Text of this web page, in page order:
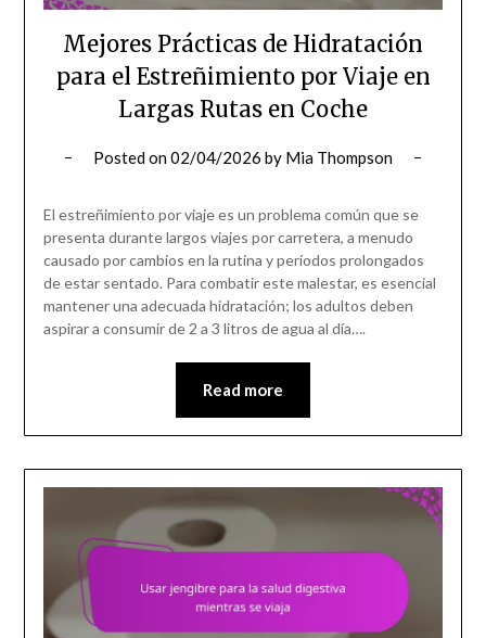
Mejores Prácticas de Hidratación
para el Estreñimiento por Viaje en
Largas Rutas en Coche
Posted on02/04/2026 by Mia Thompson
El estreñimiento por viaje es un problema común que se
presenta durante largos viajes por carretera, a menudo
causado por cambios en la rutina y períodos prolongados
de estar sentado. Para combatir este malestar, es esencial
mantener una adecuada hidratación; los adultos deben
aspirar a consumir de 2 a 3 litros de agua al día….
Read more